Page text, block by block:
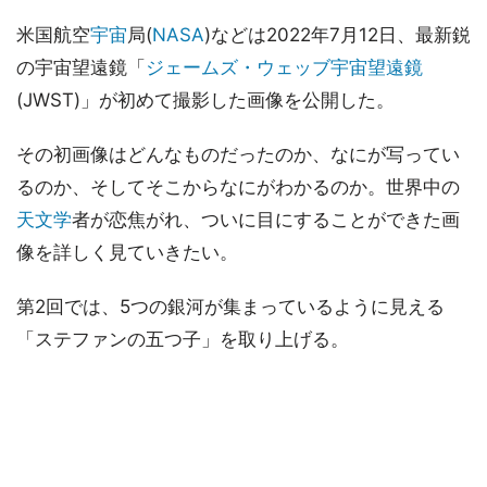
米国航空宇宙局(NASA)などは2022年7月12日、最新鋭
の宇宙望遠鏡「 ジェームズ・ウェッブ宇宙望遠鏡
(JWST)」が初めて撮影した画像を公開した。
その初画像はどんなものだったのか、なにが写ってい
るのか、そしてそこからなにがわかるのか。世界中の
天文学者が恋焦がれ、ついに目にすることができた画
像を詳しく見ていきたい。
第2回では、5つの銀河が集まっているように見える
「ステファンの五つ子」を取り上げる。